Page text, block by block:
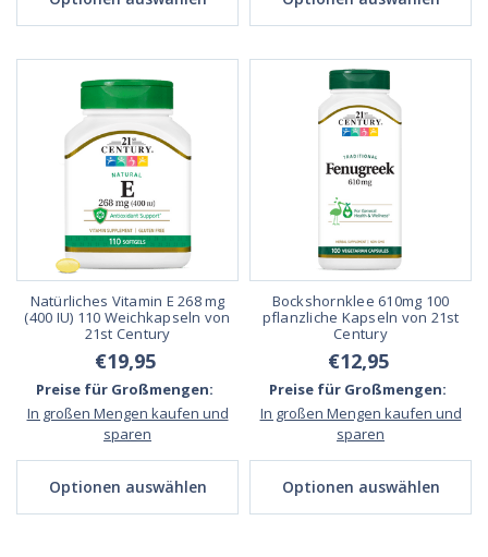
Natürliches Vitamin E 268 mg
(400 IU) 110 Weichkapseln von
21st Century
€19,95
Preise für Großmengen:
In großen Mengen kaufen und
sparen
Optionen auswählen
Bockshornklee 610mg 100
pflanzliche Kapseln von 21st
Century
€12,95
Preise für Großmengen:
In großen Mengen kaufen und
sparen
Optionen auswählen